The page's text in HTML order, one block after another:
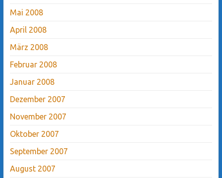
Mai 2008
April 2008
März 2008
Februar 2008
Januar 2008
Dezember 2007
November 2007
Oktober 2007
September 2007
August 2007